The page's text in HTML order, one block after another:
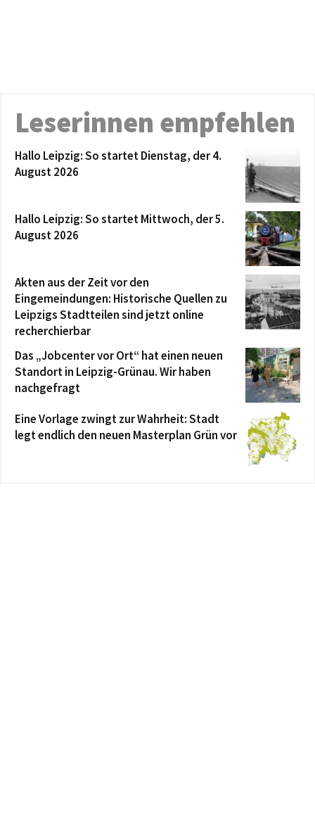
Leserinnen empfehlen
Hallo Leipzig: So startet Dienstag, der 4.
August 2026
Hallo Leipzig: So startet Mittwoch, der 5.
August 2026
Akten aus der Zeit vor den
Eingemeindungen: Historische Quellen zu
Leipzigs Stadtteilen sind jetzt online
recherchierbar
Das „Jobcenter vor Ort“ hat einen neuen
Standort in Leipzig-Grünau. Wir haben
nachgefragt
Eine Vorlage zwingt zur Wahrheit: Stadt
legt endlich den neuen Masterplan Grün vor